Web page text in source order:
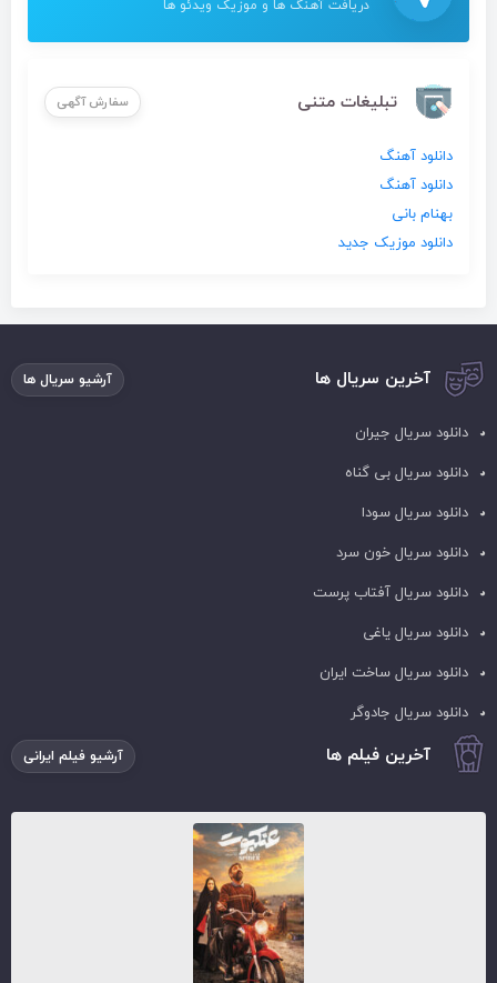
دریافت آهنگ ها و موزیک ویدئو ها
تبلیغات متنی سفارش آگهی
دانلود آهنگ
دانلود آهنگ
بهنام بانی
دانلود موزیک جدید
آخرین سریال ها آرشیو سریال ها
دانلود سریال جیران
دانلود سریال بی گناه
دانلود سریال سودا
دانلود سریال خون سرد
دانلود سریال آفتاب پرست
دانلود سریال یاغی
دانلود سریال ساخت ایران
دانلود سریال جادوگر
آخرین فیلم ها آرشیو فیلم ایرانی